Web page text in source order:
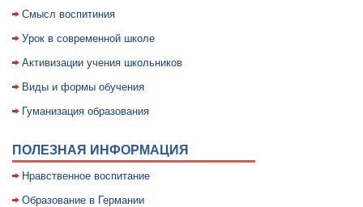
Смысл воспитиния
Уpок в совpеменной школе
Активизации учения школьников
Виды и формы обучения
Гуманизация образования
ПОЛЕЗНАЯ ИНФОРМАЦИЯ
Нравственное воспитание
Образование в Германии